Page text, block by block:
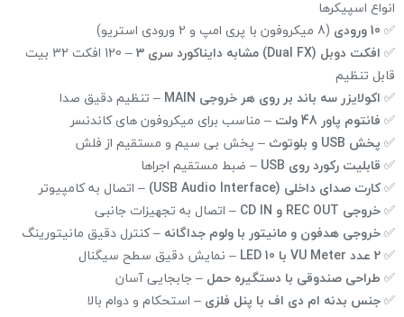
انواع اسپیکرها
✅ 10 ورودی
(8 میکروفون با پری امپ و 2 ورودی استریو)
✅ افکت دوبل (Dual FX) مشابه دایناکورد سری 3
– 120 افکت 32 بیت
قابل تنظیم
✅ اکولایزر سه باند بر روی هر خروجی MAIN
– تنظیم دقیق صدا
✅ فانتوم پاور 48 ولت
– مناسب برای میکروفون های کاندنسر
✅ پخش USB و بلوتوث
– پخش بی سیم و مستقیم از فلش
✅ قابلیت رکورد روی USB
– ضبط مستقیم اجراها
✅کارت صدای داخلی (USB Audio Interface)
– اتصال به کامپیوتر
✅خروجی REC OUT و CD IN
– اتصال به تجهیزات جانبی
✅خروجی هدفون و مانیتور با ولوم جداگانه – کنترل دقیق مانیتورینگ
✅2 عدد VU Meter با 10 LED
– نمایش دقیق سطح سیگنال
✅ طراحی صندوقی با دستگیره حمل – جابجایی آسان
✅جنس بدنه ام دی اف با پنل فلزی – استحکام و دوام بالا